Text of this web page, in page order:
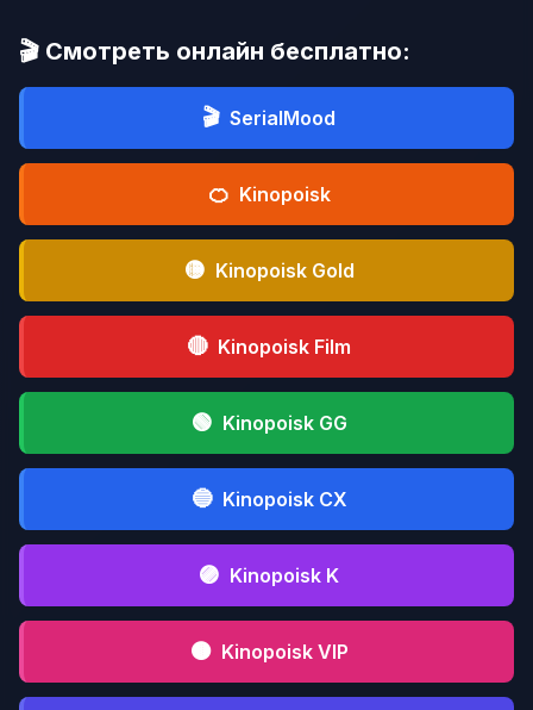
🎬 Смотреть онлайн бесплатно:
🎬 SerialMood
🍊 Kinopoisk
🟡 Kinopoisk Gold
🔴 Kinopoisk Film
🟢 Kinopoisk GG
🔵 Kinopoisk CX
🟣 Kinopoisk K
🟤 Kinopoisk VIP